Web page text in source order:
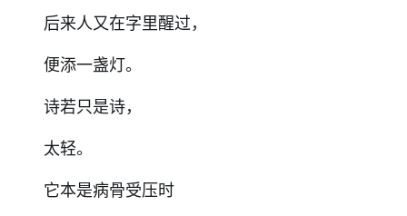
后来人又在字里醒过，
便添一盏灯。
诗若只是诗，
太轻。
它本是病骨受压时